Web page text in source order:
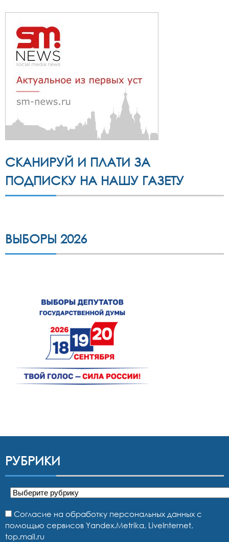
СКАНИРУЙ И ПЛАТИ ЗА
ПОДПИСКУ НА НАШУ ГАЗЕТУ
ВЫБОРЫ 2026
РУБРИКИ
Рубрики
Согласие на обработку персональных данных с
помощью сервисов Yandex.Metrika, LiveInternet,
top.mail.ru